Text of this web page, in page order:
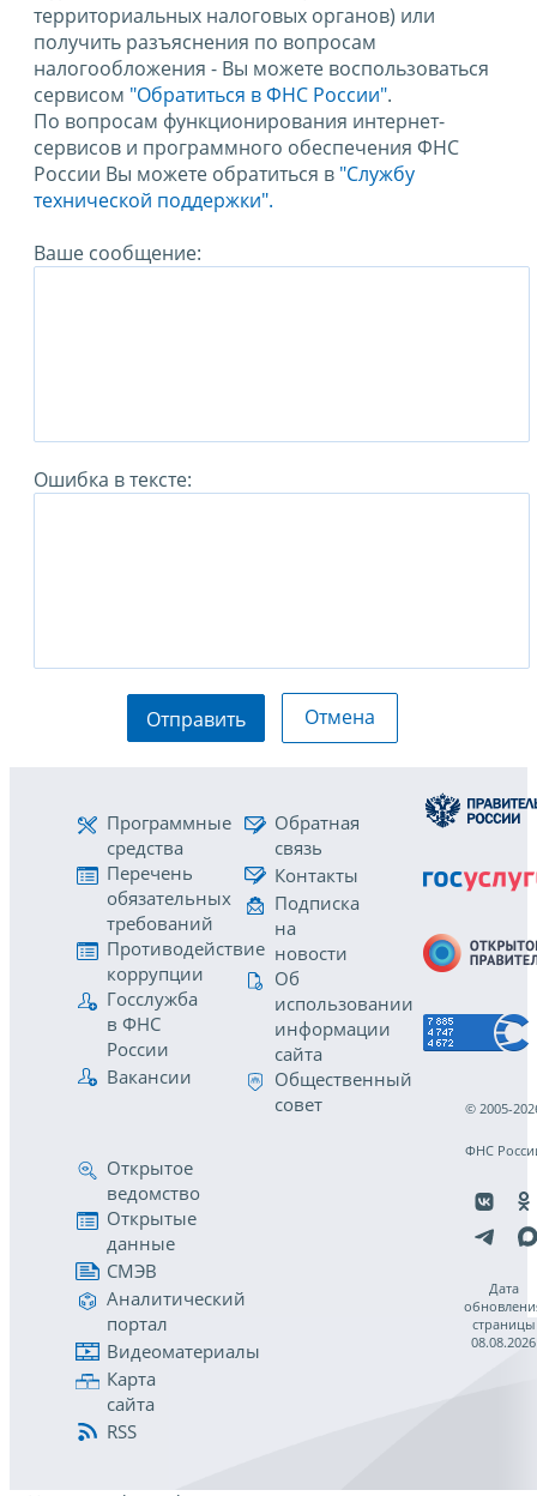
территориальных налоговых органов) или
получить разъяснения по вопросам
налогообложения - Вы можете воспользоваться
сервисом "Обратиться в ФНС России".
По вопросам функционирования интернет-
сервисов и программного обеспечения ФНС
России Вы можете обратиться в "Службу
технической поддержки".
Ваше сообщение:
Ошибка в тексте:
Отправить Отмена
Программные
средства
Перечень
обязательных
требований
Противодействие
коррупции
Госслужба
в ФНС
России
Вакансии
Обратная
связь
Контакты
Подписка
на
новости
Об
использовании
информации
сайта
Общественный
совет
Открытое
ведомство
Открытые
данные
СМЭВ
Аналитический
портал
Видеоматериалы
Карта
сайта
RSS
© 2005-
ФНС
Дата
страницы
08.08.2026